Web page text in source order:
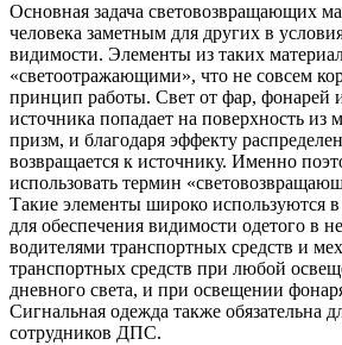
Основная задача световозвращающих
человека заметным для других в
видимости. Элементы из таких
«светоотражающими», что не совсем
принцип работы. Свет от фар, фонарей
источника попадает на поверхность из
призм, и благодаря эффекту
возвращается к источнику. Именно
использовать термин
Такие элементы широко используются
для обеспечения видимости одетого в
водителями транспортных средств и
транспортных средств при любой
дневного света, и при освещении
Сигнальная одежда также обязательна
сотрудников ДПС.